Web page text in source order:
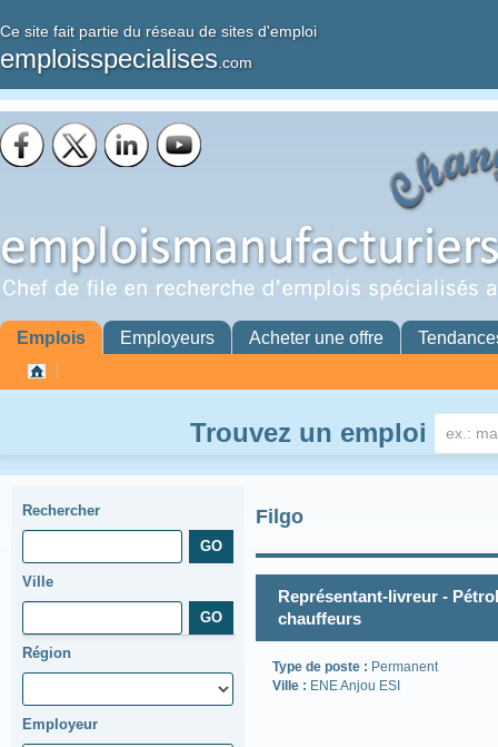
Ce site fait partie du réseau de sites d'emploi
emploisspecialises .com
Emplois Employeurs Acheter une offre
Trouvez un emploi
Rechercher
Ville
Région
Employeur
Filgo
Représentant-livreur -
chauffeurs
Type de poste : Permanent
Ville : ENE Anjou ESI